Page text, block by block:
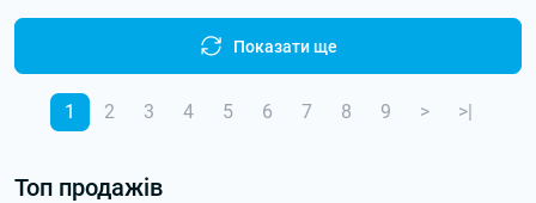
Показати ще
1 2 3 4 5 6 7 8 9 > >|
Топ продажів